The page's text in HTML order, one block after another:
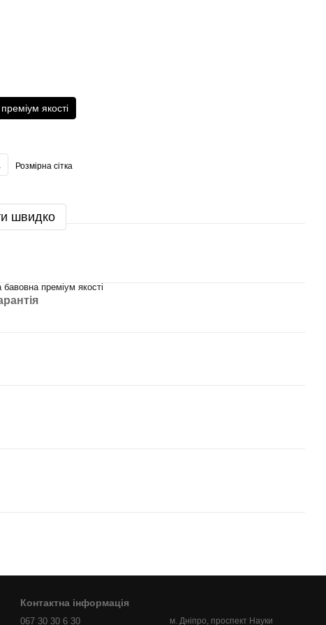
якості
Розмірна сітка
швидко
бавовна преміум якості
Контактна інформація
067 30 30 6 30 м. Дніпро, проспект Науки